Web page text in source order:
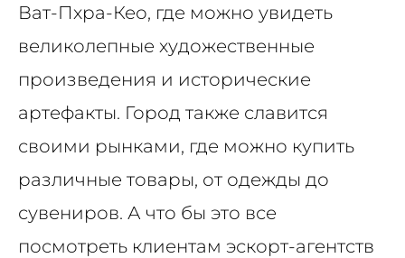
Ват-Пхра-Кео, где можно увидеть
великолепные художественные
произведения и исторические
артефакты. Город также славится
своими рынками, где можно купить
различные товары, от одежды до
сувениров. А что бы это все
посмотреть клиентам эскорт-агентств